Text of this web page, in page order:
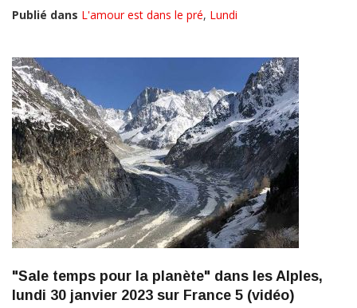
Publié dans L'amour est dans le pré, Lundi
"Sale temps pour la planète" dans les Alples,
lundi 30 janvier 2023 sur France 5 (vidéo)